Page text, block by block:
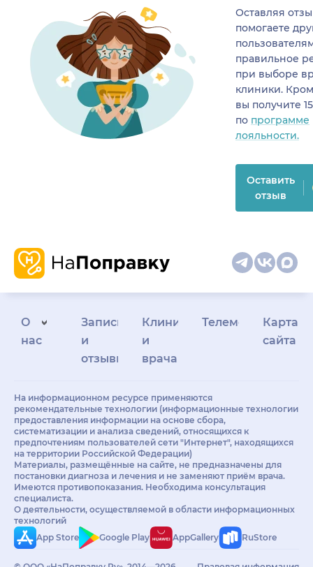
Оставляя
помогаете
правильное
при выборе
клиники.
вы получите
по программе
лояльности.
Оставить
отзыв
О
нас
Запись
и
отзывы
Клиникам
и
врачам
Телемедицина
Карта
сайта
На информационном ресурсе применяются
рекомендательные технологии (информационные технологии
предоставления информации на основе сбора,
систематизации и анализа сведений, относящихся к
предпочтениям пользователей сети "Интернет", находящихся
на территории Российской Федерации)
Материалы, размещённые на сайте, не предназначены для
постановки диагноза и лечения и не заменяют приём врача.
Имеются противопоказания. Необходима консультация
специалиста.
О деятельности, осуществляемой в области информационных
технологий
App Store
Google Play AppGallery RuStore